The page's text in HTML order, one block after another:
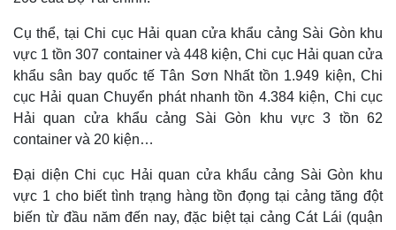
Cụ thể, tại Chi cục Hải quan cửa khẩu cảng Sài Gòn khu
vực 1 tồn 307 container và 448 kiện, Chi cục Hải quan cửa
khẩu sân bay quốc tế Tân Sơn Nhất tồn 1.949 kiện, Chi
cục Hải quan Chuyển phát nhanh tồn 4.384 kiện, Chi cục
Hải quan cửa khẩu cảng Sài Gòn khu vực 3 tồn 62
container và 20 kiện…
Đại diện Chi cục Hải quan cửa khẩu cảng Sài Gòn khu
vực 1 cho biết tình trạng hàng tồn đọng tại cảng tăng đột
biến từ đầu năm đến nay, đặc biệt tại cảng Cát Lái (quận